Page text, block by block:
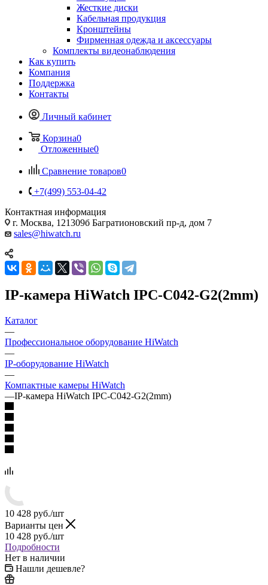
Жесткие диски
Кабельная продукция
Кронштейны
Фирменная одежда и аксессуары
Комплекты видеонаблюдения
Как купить
Компания
Поддержка
Контакты
Личный кабинет
Корзина0
Отложенные0
Сравнение товаров0
+7(499) 553-04-42
Контактная информация
г. Москва, 121309б Багратионовский пр-д, дом 7
sales@hiwatch.ru
IP-камера HiWatch IPC-C042-G2(2mm)
Каталог
—
Профессиональное оборудование HiWatch
—
IP-оборудование HiWatch
—
Компактные камеры HiWatch
—IP-камера HiWatch IPC-C042-G2(2mm)
10 428 руб./шт
Варианты цен
10 428 руб./шт
Подробности
Нет в наличии
Нашли дешевле?